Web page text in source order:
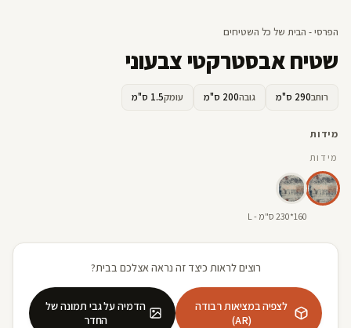
הפרסי - הבית של כל השטיחים
שטיח אבסטרקטי צבעוני
רוחב290 ס"מ גובה200 ס"מ עומק1.5 ס"מ
מידות
מידות
160*230 ס"מ - L
רוצים לראות כיצד זה נראה אצלכם בבית?
לצפיה במציאות רבודה
(AR)
הדמיה על גבי תמונה של
החדר